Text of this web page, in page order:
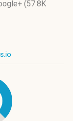
(57.8K